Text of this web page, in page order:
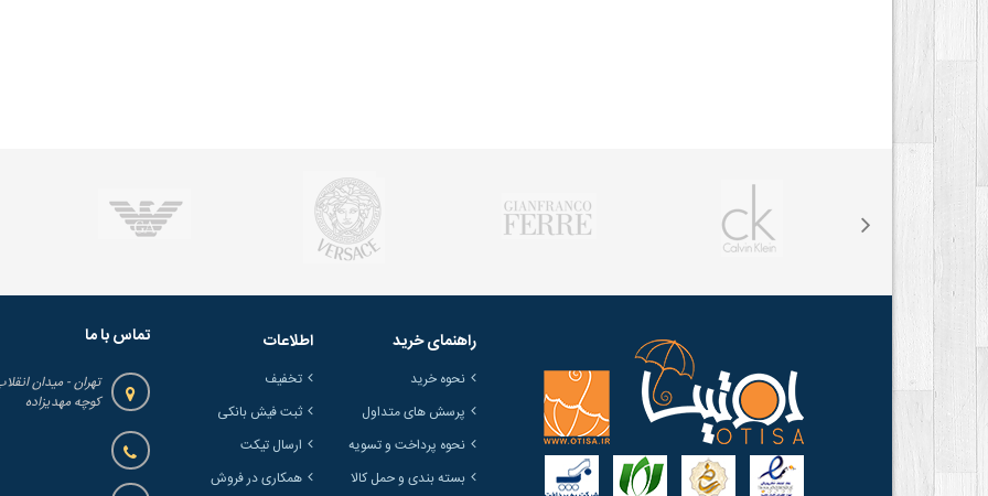
راهنمای خرید
نحوه خرید
پرسش های متداول
نحوه پرداخت و تسویه
بسته بندی و حمل کالا
اطلاعات
تخفیف
ثبت فیش بانکی
ارسال تیکت
همکاری در فروش
تماس با ما
تهران - میدان
کوچه مهدیزاده